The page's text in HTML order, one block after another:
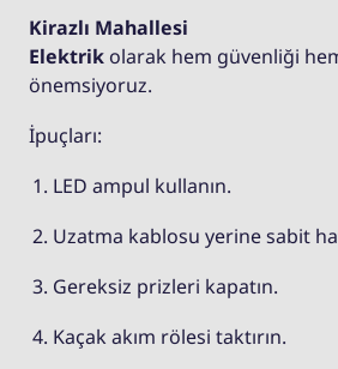
Kirazlı Mahallesi
Elektrik olarak hem güvenliği
önemsiyoruz.
İpuçları:
LED ampul kullanın.
Uzatma kablosu yerine sabit
Gereksiz prizleri kapatın.
Kaçak akım rölesi taktırın.